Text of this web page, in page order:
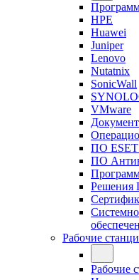
HPE
Huawei
Juniper
Lenovo
Nutatnix
SonicWall
VMware
ПО ESET
ПО
Решения
Рабочие
Рабочие